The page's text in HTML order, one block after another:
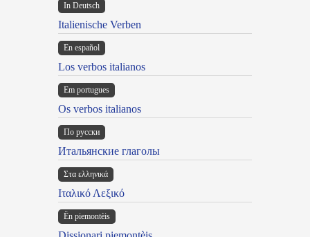
In Deutsch
Italienische Verben
En español
Los verbos italianos
Em portugues
Os verbos italianos
По русски
Итальянские глаголы
Στα ελληνικά
Ιταλικό Λεξικό
Ën piemontèis